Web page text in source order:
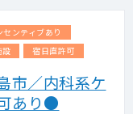
センティブあり
設 宿日直許可
市／内科系ケ
あり●